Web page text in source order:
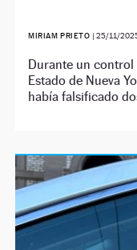
MIRIAM PRIETO | 25/11/
Durante un
Estado de Nueva
había falsificado